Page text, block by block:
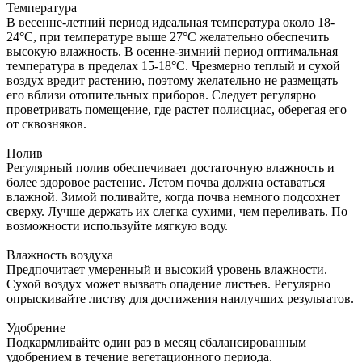
Температура
В весенне-летний период идеальная температура около 18-
24°С, при температуре выше 27°С желательно обеспечить
высокую влажность. В осенне-зимний период оптимальная
температура в пределах 15-18°С. Чрезмерно теплый и сухой
воздух вредит растению, поэтому желательно не размещать
его вблизи отопительных приборов. Следует регулярно
проветривать помещение, где растет полисциас, оберегая его
от сквозняков.
Полив
Регулярный полив обеспечивает достаточную влажность и
более здоровое растение. Летом почва должна оставаться
влажной. Зимой поливайте, когда почва немного подсохнет
сверху. Лучше держать их слегка сухими, чем переливать. По
возможности используйте мягкую воду.
Влажность воздуха
Предпочитает умеренный и высокий уровень влажности.
Сухой воздух может вызвать опадение листьев. Регулярно
опрыскивайте листву для достижения наилучших результатов.
Удобрение
Подкармливайте один раз в месяц сбалансированным
удобрением в течение вегетационного периода.